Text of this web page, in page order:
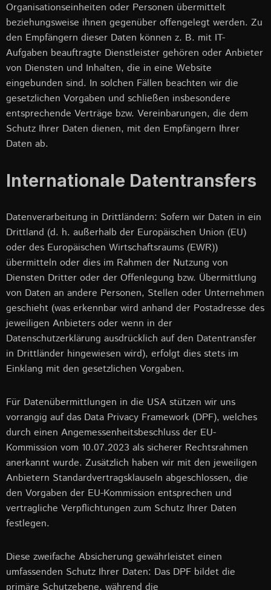
Organisationseinheiten oder Personen übermittelt
beziehungsweise ihnen gegenüber offengelegt werden. Zu
den Empfängern dieser Daten können z. B. mit IT-
Aufgaben beauftragte Dienstleister gehören oder Anbieter
von Diensten und Inhalten, die in eine Website
eingebunden sind. In solchen Fällen beachten wir die
gesetzlichen Vorgaben und schließen insbesondere
entsprechende Verträge bzw. Vereinbarungen, die dem
Schutz Ihrer Daten dienen, mit den Empfängern Ihrer
Daten ab.
Internationale Datentransfers
Datenverarbeitung in Drittländern: Sofern wir Daten in ein
Drittland (d. h. außerhalb der Europäischen Union (EU)
oder des Europäischen Wirtschaftsraums (EWR))
übermitteln oder dies im Rahmen der Nutzung von
Diensten Dritter oder der Offenlegung bzw. Übermittlung
von Daten an andere Personen, Stellen oder Unternehmen
geschieht (was erkennbar wird anhand der Postadresse des
jeweiligen Anbieters oder wenn in der
Datenschutzerklärung ausdrücklich auf den Datentransfer
in Drittländer hingewiesen wird), erfolgt dies stets im
Einklang mit den gesetzlichen Vorgaben.
Für Datenübermittlungen in die USA stützen wir uns
vorrangig auf das Data Privacy Framework (DPF), welches
durch einen Angemessenheitsbeschluss der EU-
Kommission vom 10.07.2023 als sicherer Rechtsrahmen
anerkannt wurde. Zusätzlich haben wir mit den jeweiligen
Anbietern Standardvertragsklauseln abgeschlossen, die
den Vorgaben der EU-Kommission entsprechen und
vertragliche Verpflichtungen zum Schutz Ihrer Daten
festlegen.
Diese zweifache Absicherung gewährleistet einen
umfassenden Schutz Ihrer Daten: Das DPF bildet die